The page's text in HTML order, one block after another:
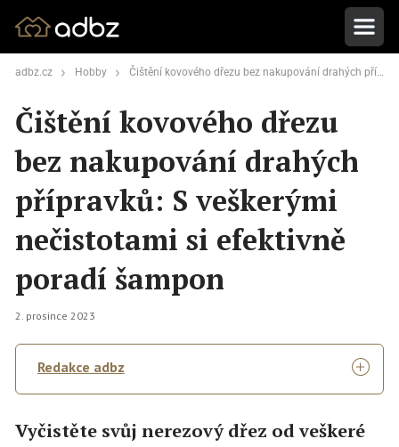
adbz.cz Hobby Čištění kovového dřezu bez nakupování drahých přípravků: S veškerými nečistotami si efektivně poradí šampon
Čištění kovového dřezu
bez nakupování drahých
přípravků: S veškerými
nečistotami si efektivně
poradí šampon
2. prosince 2023
Redakce adbz
Vyčistěte svůj nerezový dřez od veškeré